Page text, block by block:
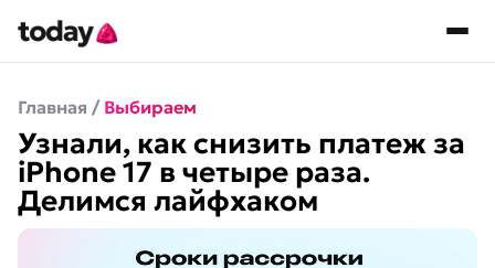
Главная / Выбираем
Узнали, как снизить платеж за
iPhone 17 в четыре раза.
Делимся лайфхаком